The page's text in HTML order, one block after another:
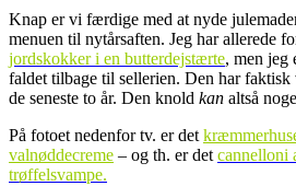
Knap er vi færdige med at nyde
menuen til nytårsaften. Jeg har allerede
jordskokker i en butterdejstærte, men jeg
faldet tilbage til sellerien. Den har
de seneste to år. Den knold kan altså
På fotoet nedenfor tv. er det
valnøddecreme – og th. er det cannelloni
trøffelsvampe.